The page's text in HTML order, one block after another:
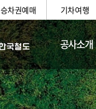
승차권예매 기차여행
공사소개
문화사업